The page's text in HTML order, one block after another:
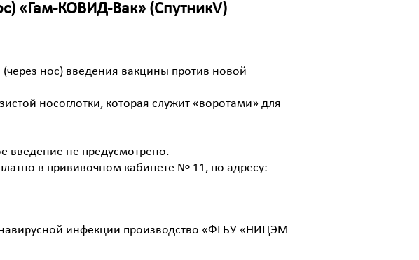
«Гам-КОВИД-Вак» (СпутникV)
нос) введения вакцины против новой
носоглотки, которая служит «воротами» для
введение не предусмотрено.
в прививочном кабинете № 11, по адресу:
инфекции производство «ФГБУ «НИЦЭМ